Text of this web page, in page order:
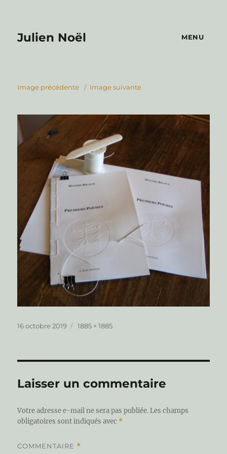
Julien Noël MENU
Image précédente Image suivante
Publié
16 octobre 2019
Taille
1885 × 1885
Laisser un commentaire
Votre adresse e-mail ne sera pas publiée. Les champs
obligatoires sont indiqués avec *
COMMENTAIRE *